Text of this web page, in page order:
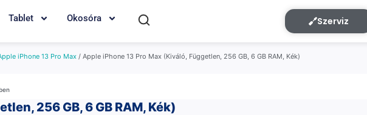
Tablet Okosóra Szerviz
iPhone 13 Pro Max / Apple iPhone 13 Pro Max (Kiváló, Független, 256 GB, 6 GB RAM, Kék)
256 GB, 6 GB RAM, Kék)